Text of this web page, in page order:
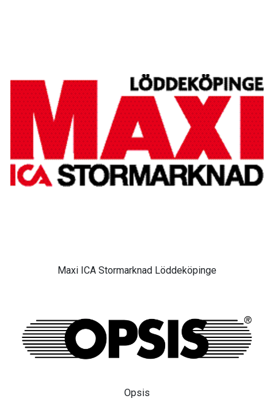
Maxi ICA Stormarknad Löddeköpinge
Opsis